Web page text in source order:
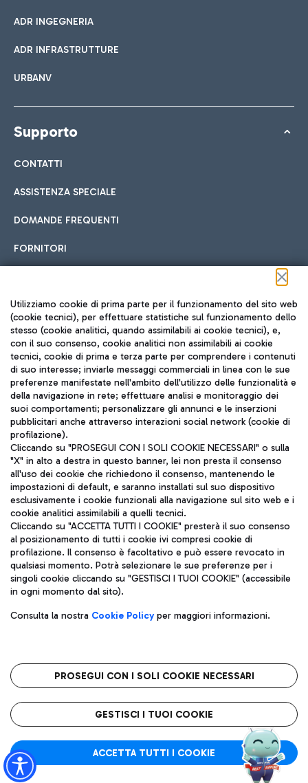
ADR INGEGNERIA
ADR INFRASTRUTTURE
URBANV
Supporto
CONTATTI
ASSISTENZA SPECIALE
DOMANDE FREQUENTI
FORNITORI
Seguici sui social
TRAVEL JOURNAL
ITA
Aeroporti di Roma S.p.A. - Società soggetta a direzione e
coordinamento di Mundys S.p.A.
Codice fiscale e Registro delle Imprese di Roma 13032990155 P.
IVA 06572251004
Capitale sociale 62.224.743,00 int. vers.
Sede legale: Via Pier Paolo Racchetti 1 - 00054 Fiumicino (RM)
telefono +39 06 65951
Privacy policy
Note legali
Roma FCO
L'aeroporto stellato
Utilizziamo cookie di prima parte per il funzionamento del sito web
(cookie tecnici), per effettuare statistiche sul funzionamento dello
stesso (cookie analitici, quando assimilabili ai cookie tecnici), e,
con il suo consenso, cookie analitici non assimilabili ai cookie
tecnici, cookie di prima e terza parte per comprendere i contenuti
di suo interesse; inviarle messaggi commerciali in linea con le sue
preferenze manifestate nell'ambito dell'utilizzo delle funzionalità e
della navigazione in rete; effettuare analisi e monitoraggio dei
suoi comportamenti; personalizzare gli annunci e le inserzioni
pubblicitari anche attraverso interazioni social network (cookie di
profilazione).
Cliccando su "PROSEGUI CON I SOLI COOKIE NECESSARI" o sulla
"X" in alto a destra in questo banner, lei non presta il consenso
all'uso dei cookie che richiedono il consenso, mantenendo le
impostazioni di default, e saranno installati sul suo dispositivo
esclusivamente i cookie funzionali alla navigazione sul sito web e i
cookie analitici assimilabili a quelli tecnici.
Cliccando su "ACCETTA TUTTI I COOKIE" presterà il suo consenso
al posizionamento di tutti i cookie ivi compresi cookie di
profilazione. Il consenso è facoltativo e può essere revocato in
qualsiasi momento. Potrà selezionare le sue preferenze per i
singoli cookie cliccando su "GESTISCI I TUOI COOKIE" (accessibile
in ogni momento dal sito).
Consulta la nostra Cookie Policyper maggiori informazioni.
PROSEGUI CON I SOLI COOKIE NECESSARI
GESTISCI I TUOI COOKIE
ACCETTA TUTTI I COOKIE